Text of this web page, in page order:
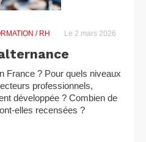
/ RH Le 2 mars 2026
France ? Pour quels niveaux
professionnels,
développée ? Combien de
elles recensées ?